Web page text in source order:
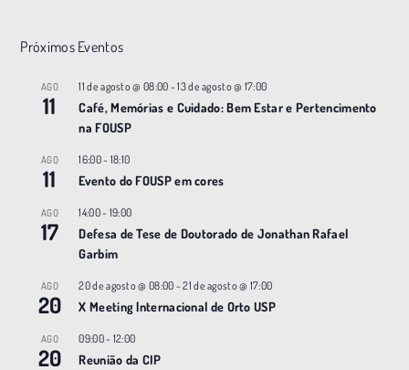
Próximos Eventos
AGO
11
11 de agosto @ 08:00 -13 de agosto @ 17:00
Café, Memórias e Cuidado: Bem Estar e Pertencimento
na FOUSP
AGO
11
16:00- 18:10
Evento do FOUSP em cores
AGO
17
14:00- 19:00
Defesa de Tese de Doutorado de Jonathan Rafael
Garbim
AGO
20
20 de agosto @ 08:00 -21 de agosto @ 17:00
X Meeting |nternacional de Orto USP
AGO
20
09:00- 12:00
Reunião da CIP